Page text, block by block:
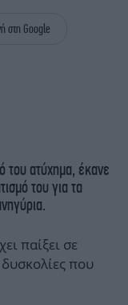
στη Google
του ατύχημα, έκανε
του για τα
παίξει σε
που